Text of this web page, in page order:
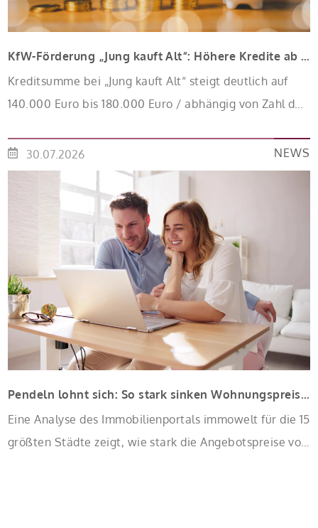
KfW-Förderung „Jung kauft Alt“: Höhere Kredite ab August 2026
Kreditsumme bei „Jung kauft Alt“ steigt deutlich auf
140.000 Euro bis 180.000 Euro / abhängig von Zahl der
verbilligt: Heutiger Zins bei 0,53 Prozent effektiv bei 35
Jahren Laufzeit und 10 Jahren Zinsbindung
Antragstellende verpflichten sich zu energetischer
Sanierung binnen 54 Monaten nach Förderzusage /
Sanierung in Einzelmaßnahmen […]
30.07.2026 NEWS
Pendeln lohnt sich: So stark sinken Wohnungspreise im Umland
Eine Analyse des Immobilienportals immowelt für die 15
größten Städte zeigt, wie stark die Angebotspreise von